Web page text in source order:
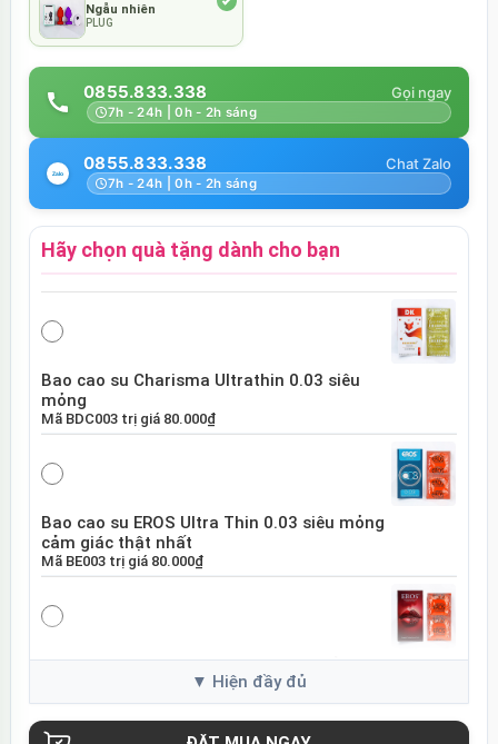
Ngẫu nhiên
PLUG
0855.833.338
7h - 24h | 0h - 2h sáng
0855.833.338
7h - 24h | 0h - 2h sáng
Hãy chọn quà tặng dành cho bạn
Bao cao su Charisma Ultrathin 0.03 siêu
mỏng
Mã BDC003trị giá 80.000₫
Bao cao su EROS Ultra Thin 0.03 siêu mỏng
cảm giác thật nhất
Mã BE003trị giá 80.000₫
Bao cao su EROS Super Dotted gai nổi tăng
MãBES01trị giá80.000₫